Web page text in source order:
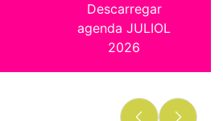
Descarregar
agenda JULIOL
2026